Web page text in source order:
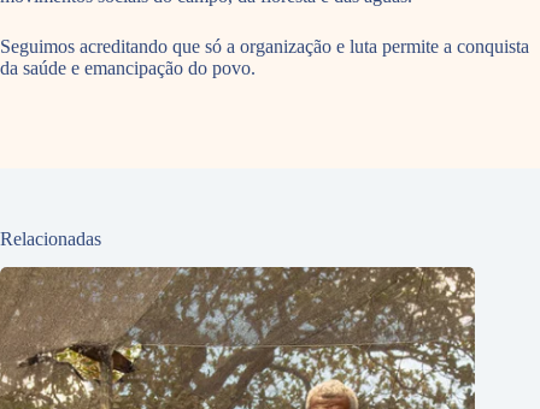
Seguimos acreditando que só a organização e luta permite a conquista
da saúde e emancipação do povo.
Relacionadas